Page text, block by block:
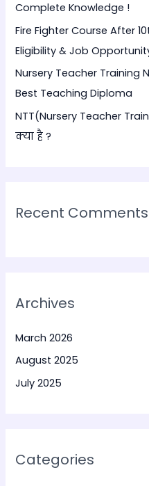
:Complete Knowledge !
Fire Fighter Course After
Eligibility & Job
Nursery Teacher Training
Best Teaching Diploma
NTT(Nursery Teacher
क्या है ?
Recent Comments
Archives
March 2026
August 2025
July 2025
Categories